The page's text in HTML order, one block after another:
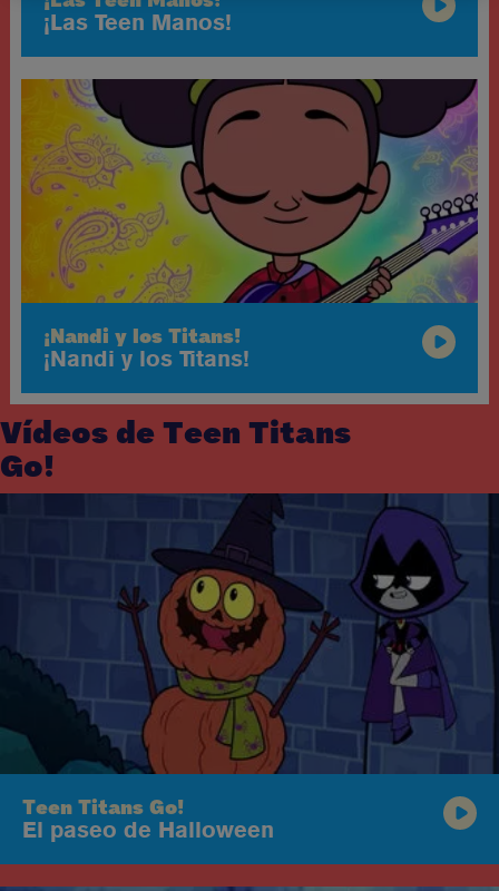
¡Las Teen Manos!
¡Nandi y los Titans!
¡Nandi y los Titans!
Vídeos de Teen Titans
Go!
Teen Titans Go!
El paseo de Halloween